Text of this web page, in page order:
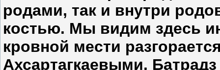
родами, так и внутри
костью. Мы видим здесь
кровной мести
Ахсартагкаевыми.